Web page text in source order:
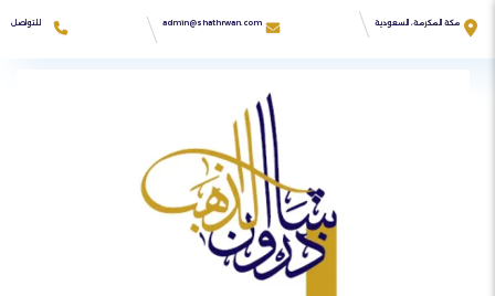
content
مكة المكرمة، السعودية
admin@shathrwan.com
للتواصل